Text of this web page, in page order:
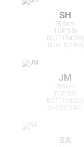
SH
163cm
TOP(55)
BOTTOM(26)
SHOES(240)
JM
166cm
TOP(55)
BOTTOM(25)
SA